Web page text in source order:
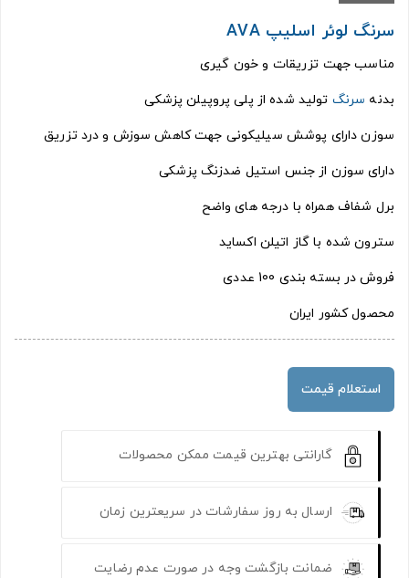
سرنگ لوئر اسلیپ AVA
مناسب جهت تزریقات و خون گیری
بدنه سرنگ تولید شده از پلی پروپیلن پزشکی
سوزن دارای پوشش سیلیکونی جهت کاهش سوزش و درد تزریق
دارای سوزن از جنس استیل ضدزنگ پزشکی
برل شفاف همراه با درجه های واضح
سترون شده با گاز اتیلن اکساید
فروش در بسته بندی 100 عددی
محصول کشور ایران
استعلام قیمت
گارانتی بهترین قیمت ممکن محصولات
ارسال به روز سفارشات در سریعترین زمان
ضمانت بازگشت وجه در صورت عدم رضایت